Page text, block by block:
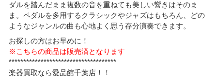
ダルを踏んだまま複数の音を重ねても美しい響きはそのま
ま。ペダルを多用するクラシックやジャズはもちろん、どの
ようなジャンルの曲も心地よく思う存分演奏できます。
お探しの方はお早めに！
※こちらの商品は販売済となります
*************************************
楽器買取なら愛品館千葉店！！